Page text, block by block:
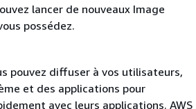
lancer de nouveaux Image
possédez.
pouvez diffuser à vos utilisateurs,
et des applications pour
avec leurs applications. AWS